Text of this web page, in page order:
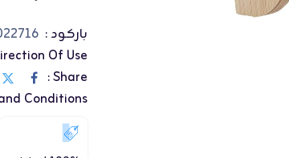
باركود :
Of Use :
Share :
Conditions :